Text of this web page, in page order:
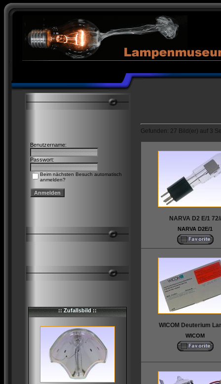
Benutzername:
Passwort:
Beim nächsten Besuch automatisch
anmelden?
:: Zufallsbild ::
Gefunden: 27 Bild(er) auf 3
NARVA D2 E/1 72//
NARVA D2E/1
WICOM Deuterium
WICOM